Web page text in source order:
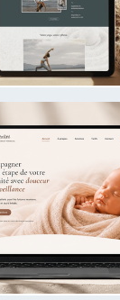
de cours de yoga
Site internet